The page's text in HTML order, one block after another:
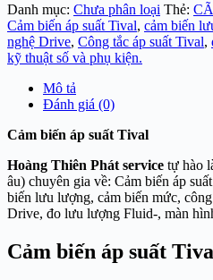
Danh mục: Chưa phân loại Thẻ:
Cảm biến áp suất Tival, cảm biến
nghệ Drive, Công tắc áp suất Tival,
kỹ thuật số và phụ kiện.
Mô tả
Đánh giá (0)
Cảm biến áp suất Tival
Hoàng Thiên Phát service tự hào
âu) chuyên gia về: Cảm biến áp
biến lưu lượng, cảm biến mức,
Drive, đo lưu lượng Fluid-, màn
Cảm biến áp suất